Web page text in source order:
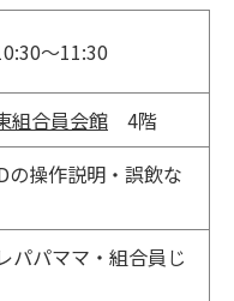
～11:30
組合員会館 4階
の操作説明・誤飲な
パパママ・組合員じ